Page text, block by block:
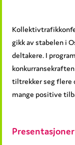
gikk av stabelen i
deltakere. I
tiltrekker seg flere
mange positive